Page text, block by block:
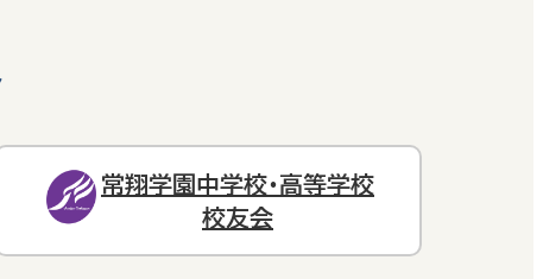
常翔学園中学校・高等学校
校友会